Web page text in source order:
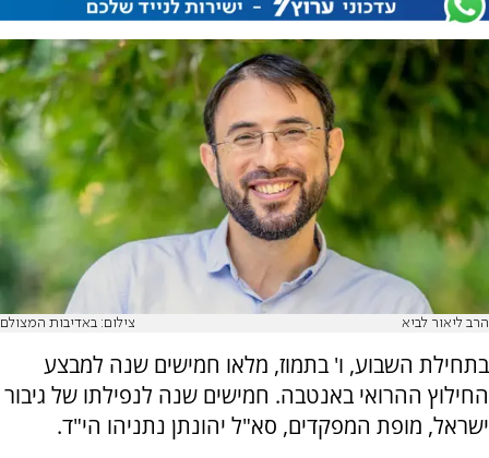
הרב ליאור לביא צילום: באדיבות המצולם
בתחילת השבוע, ו' בתמוז, מלאו חמישים שנה למבצע
החילוץ ההרואי באנטבה. חמישים שנה לנפילתו של גיבור
ישראל, מופת המפקדים, סא"ל יהונתן נתניהו הי"ד.